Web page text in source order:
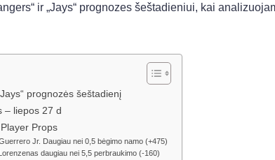
ir „Jays“ prognozes šeštadieniui, kai
Jays“ prognozės šeštadienį
– liepos 27 d
Props
Jr. Daugiau nei 0,5 bėgimo namo (+475)
daugiau nei 5,5 perbraukimo (-160)